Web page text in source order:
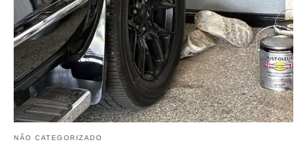
NÃO CATEGORIZADO